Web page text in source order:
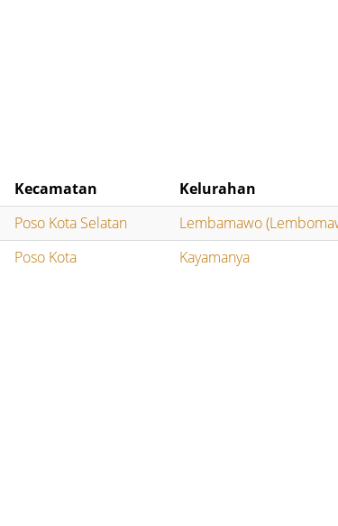
Kecamatan
Kelurahan
Poso Kota Selatan
Lembamawo
Poso Kota Kayamanya